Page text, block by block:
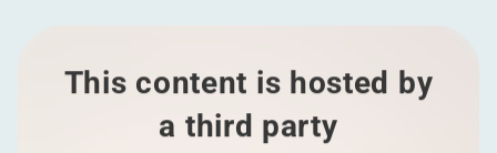
This content is hosted by
a third party